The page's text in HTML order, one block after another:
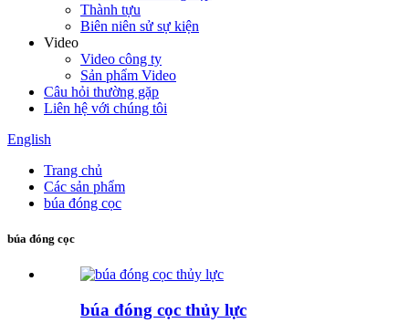
Thành tựu
Biên niên sử sự kiện
Video
Video công ty
Sản phẩm Video
Câu hỏi thường gặp
Liên hệ với chúng tôi
English
Trang chủ
Các sản phẩm
búa đóng cọc
búa đóng cọc
búa đóng cọc thủy lực